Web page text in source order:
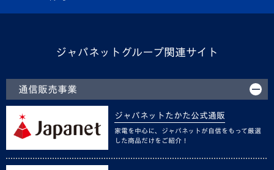
ジャパネットグループ関連サイト
通信販売事業
ジャパネットたかた公式通販
家電を中心に、ジャパネットが自信をもって厳選
した商品だけをご紹介！